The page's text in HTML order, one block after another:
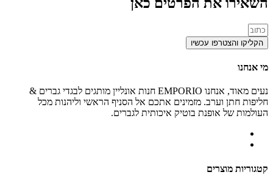
הקליקו והצטרפו עכשיו
מי אנחנו
נעים מאוד, אנחנו EMPORIO חנות אונליין מותגים לבגדי גברים &
חליפות חתן וערב. מזמינים אתכם אל הסניף הראשי וליהנות מכל
העולמות של אופנת בוטיק איכותית לגברים.
קטגוריות מוצרים